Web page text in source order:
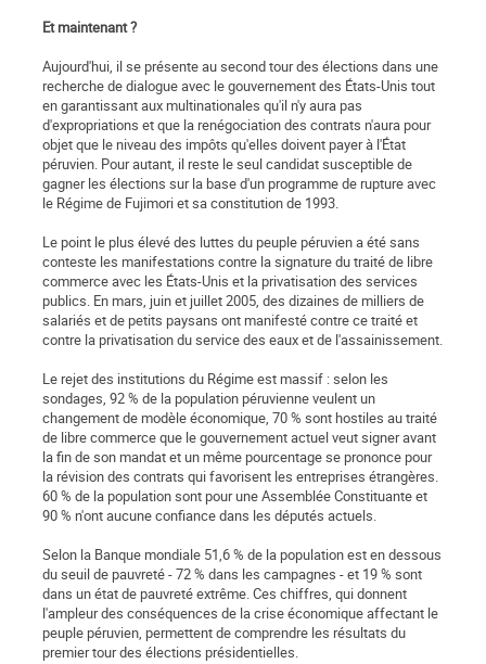
Et maintenant ?
Aujourd'hui, il se présente au second tour des élections dans une
recherche de dialogue avec le gouvernement des États-Unis tout
en garantissant aux multinationales qu'il n'y aura pas
d'expropriations et que la renégociation des contrats n'aura pour
objet que le niveau des impôts qu'elles doivent payer à l'État
péruvien. Pour autant, il reste le seul candidat susceptible de
gagner les élections sur la base d'un programme de rupture avec
le Régime de Fujimori et sa constitution de 1993.
Le point le plus élevé des luttes du peuple péruvien a été sans
conteste les manifestations contre la signature du traité de libre
commerce avec les États-Unis et la privatisation des services
publics. En mars, juin et juillet 2005, des dizaines de milliers de
salariés et de petits paysans ont manifesté contre ce traité et
contre la privatisation du service des eaux et de l'assainissement.
Le rejet des institutions du Régime est massif : selon les
sondages, 92 % de la population péruvienne veulent un
changement de modèle économique, 70 % sont hostiles au traité
de libre commerce que le gouvernement actuel veut signer avant
la fin de son mandat et un même pourcentage se prononce pour
la révision des contrats qui favorisent les entreprises étrangères.
60 % de la population sont pour une Assemblée Constituante et
90 % n'ont aucune confiance dans les députés actuels.
Selon la Banque mondiale 51,6 % de la population est en dessous
du seuil de pauvreté - 72 % dans les campagnes - et 19 % sont
dans un état de pauvreté extrême. Ces chiffres, qui donnent
l'ampleur des conséquences de la crise économique affectant le
peuple péruvien, permettent de comprendre les résultats du
premier tour des élections présidentielles.